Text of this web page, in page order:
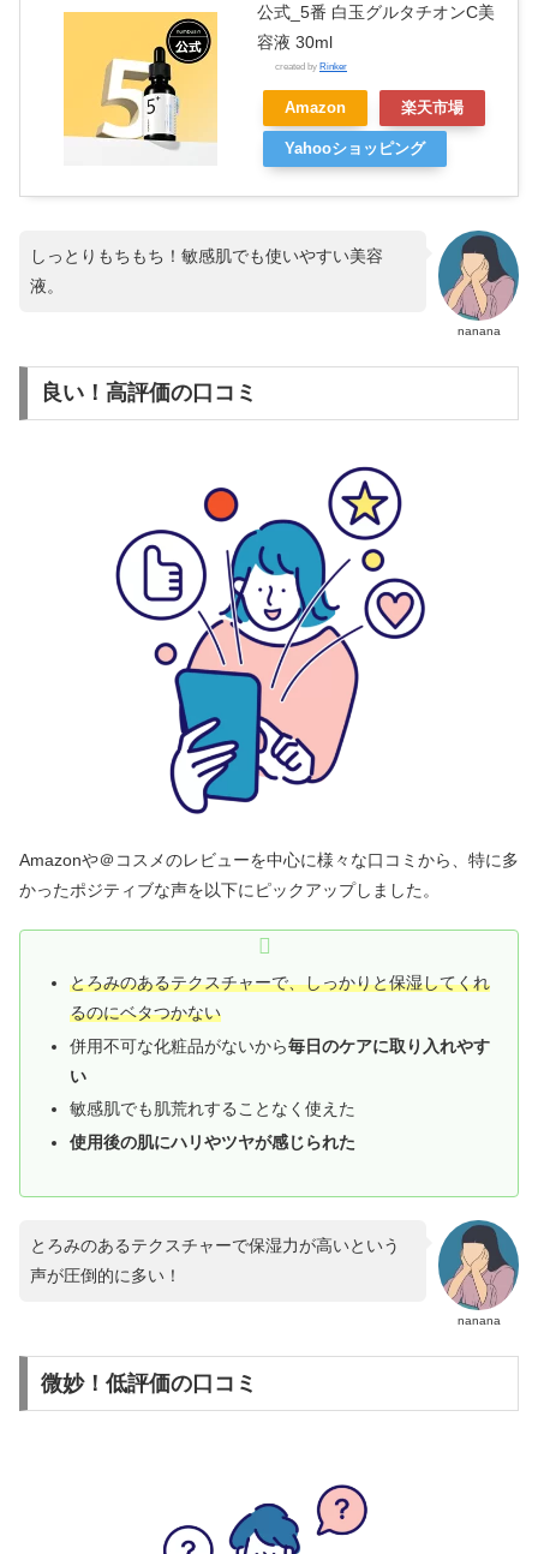
公式_5番 白玉グルタチオンC美
容液 30ml
created by Rinker
Amazon 楽天市場
Yahooショッピング
nanana
しっとりもちもち！敏感肌でも使いやすい美容
液。
良い！高評価の口コミ
Amazonや＠コスメのレビューを中心に様々な口コミから、特に多
かったポジティブな声を以下にピックアップしました。
とろみのあるテクスチャーで、しっかりと保湿してくれ
るのにベタつかない
併用不可な化粧品がないから毎日のケアに取り入れやす
い
敏感肌でも肌荒れすることなく使えた
使用後の肌にハリやツヤが感じられた
nanana
とろみのあるテクスチャーで保湿力が高いという
声が圧倒的に多い！
微妙！低評価の口コミ